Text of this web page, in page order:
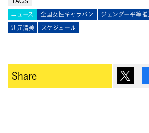
ニュース 全国女性キャラバン ジェンダー平等
辻元清美
スケジュール
Share ポ